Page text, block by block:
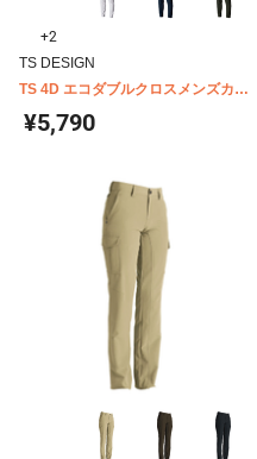
+2
TS DESIGN
TS 4D エコダブルクロスメンズカー
ゴパンツ 5614
¥5,790